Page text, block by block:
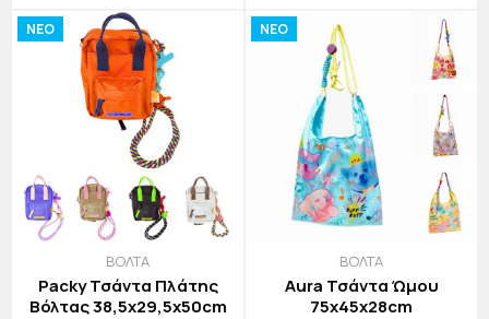
NEO
ΒΟΛΤΑ
Packy Τσάντα Πλάτης
Βόλτας 38,5x29,5x50cm
NEO
ΒΟΛΤΑ
Aura Τσάντα Ώμου
75x45x28cm